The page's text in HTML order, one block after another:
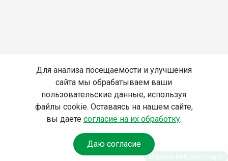
Для анализа посещаемости и улучшения
сайта мы обрабатываем ваши
пользовательские данные, используя
файлы cookie. Оставаясь на нашем сайте,
вы даете согласие на их обработку.
Даю согласие
Спроси библиотекаря